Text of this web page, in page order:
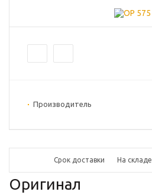
Производитель
Срок доставки На складе
Оригинал